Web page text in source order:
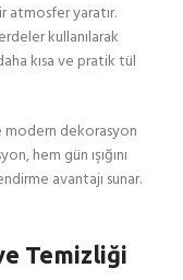
atmosfer yaratır.
kullanılarak
kısa ve pratik tül
dekorasyon
hem gün ışığını
avantajı sunar.
Temizliği